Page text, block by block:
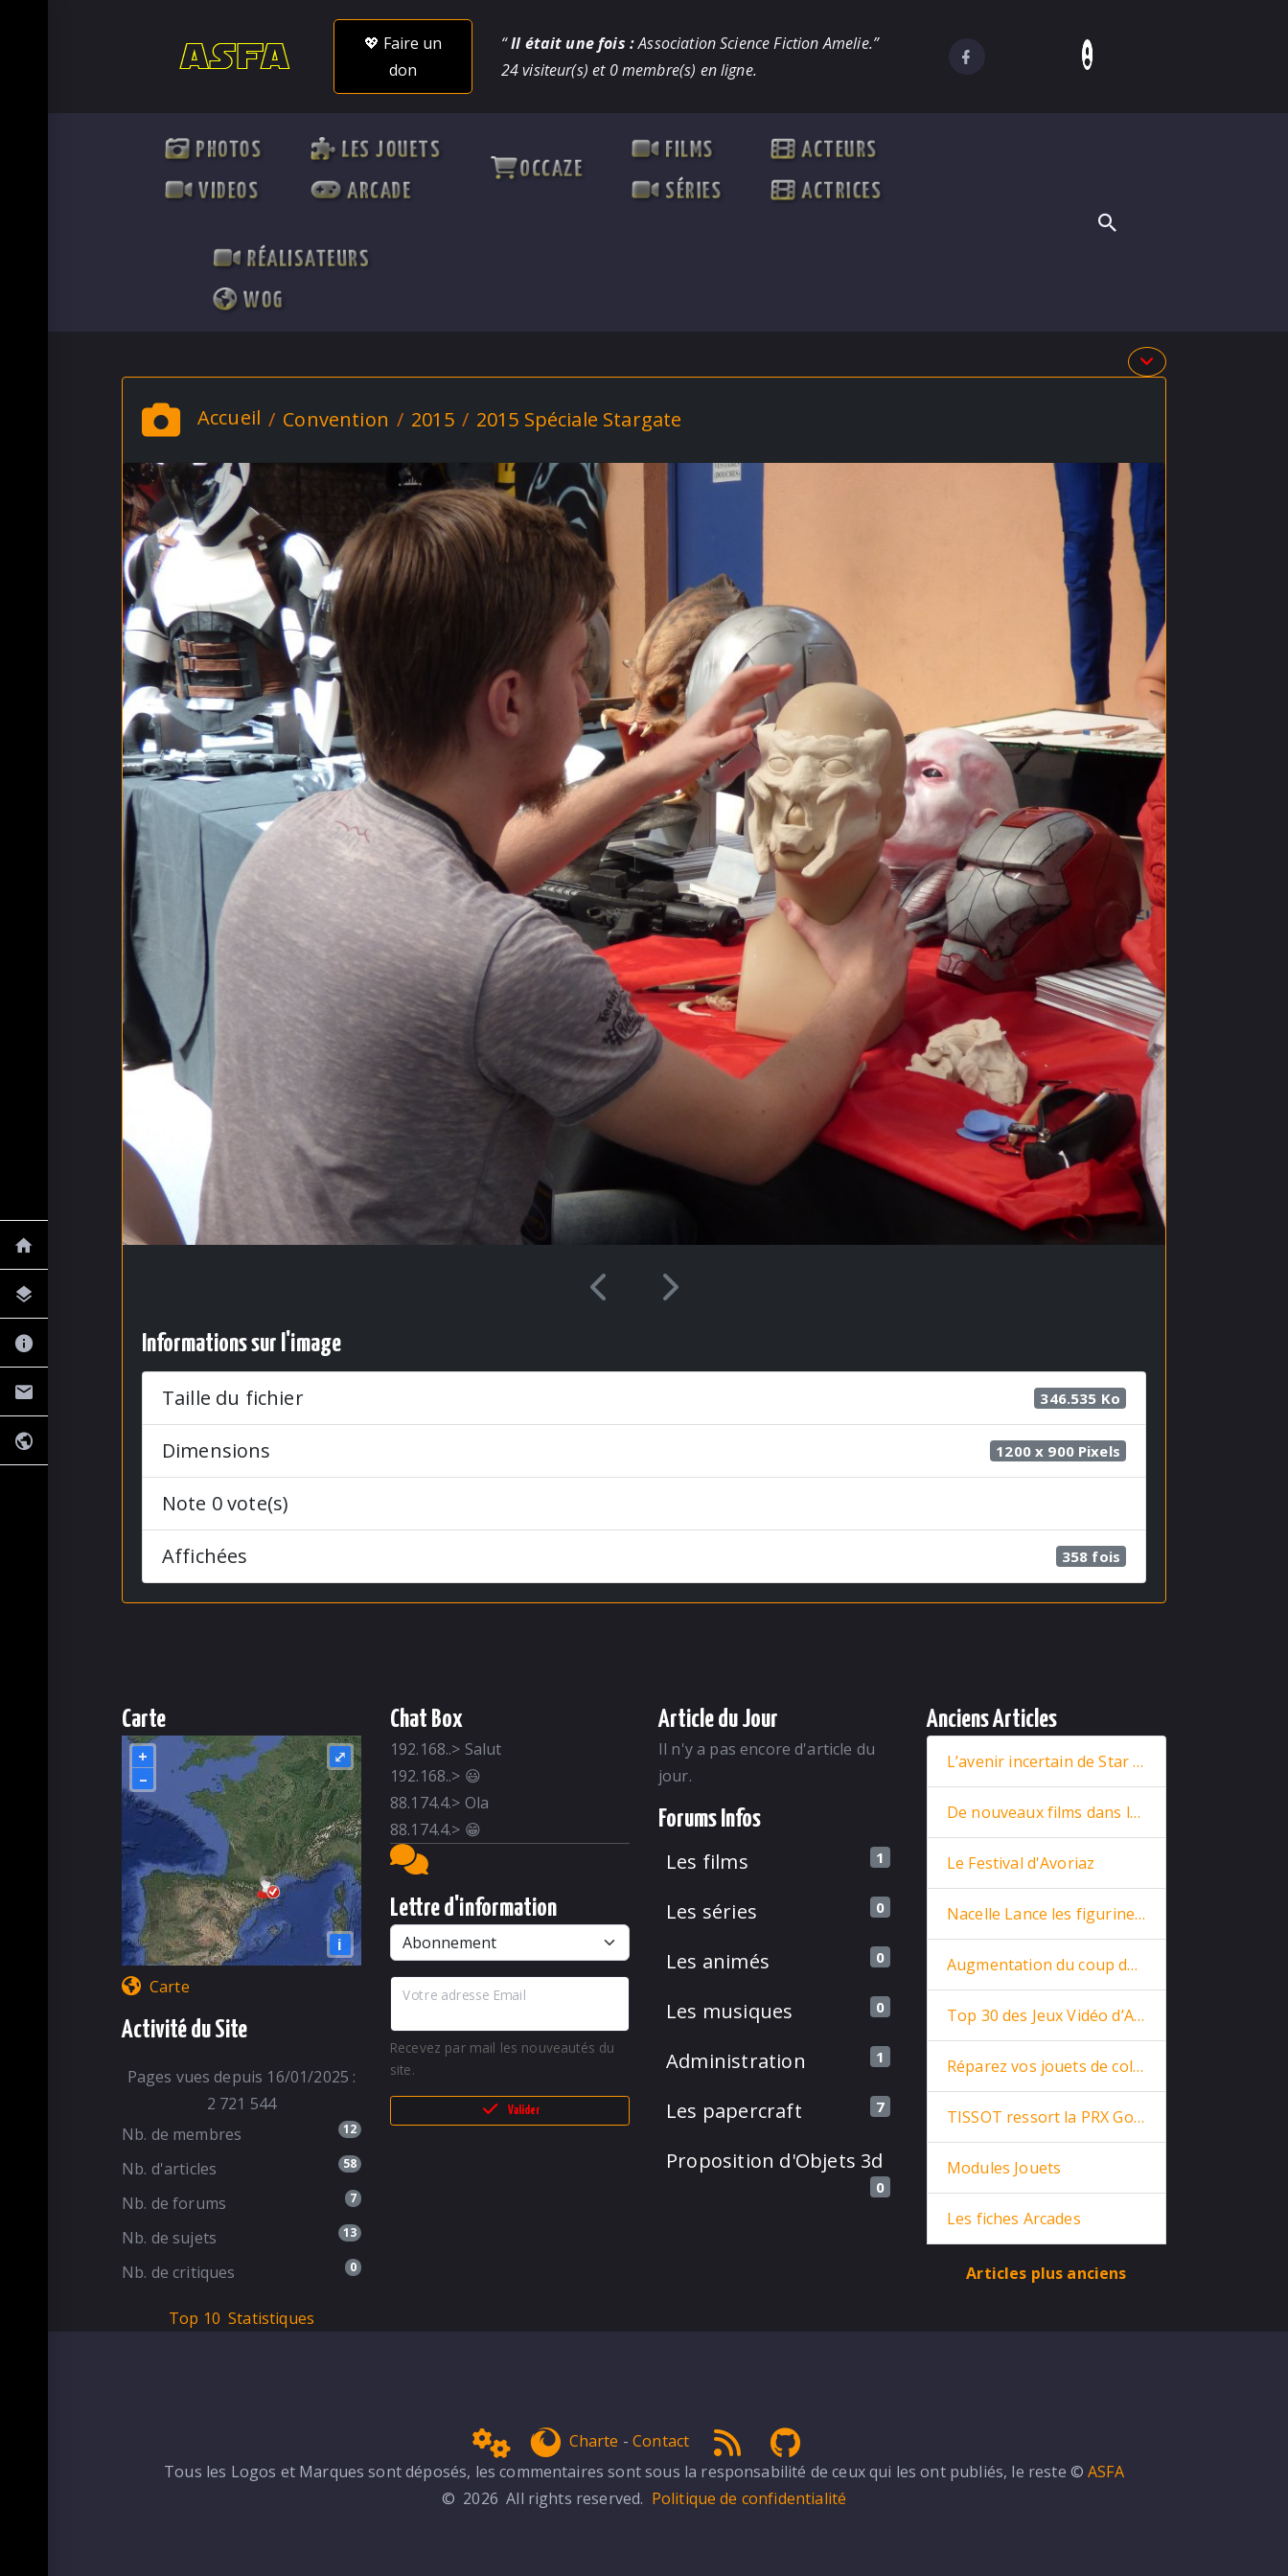
💖 Faire un
don
“Il était une fois :Association Science Fiction Amelie.”
24 visiteur(s) et 0 membre(s) en ligne.
PHOTOS
VIDEOS
LES JOUETS
ARCADE
OCCAZE
FILMS
SÉRIES
ACTEURS
ACTRICES
RÉALISATEURS
WOG
Accueil Convention 2015 2015 Spéciale Stargate
Informations sur l'image
Taille du fichier 346.535 Ko
Dimensions 1200 x 900 Pixels
Note 0 vote(s)
Affichées 358 fois
Carte
+
–
i
⤢
Carte
Chat Box
192.168..> Salut
192.168..> 😃
88.174.4.> Ola
88.174.4.> 😁
Article du Jour
Il n'y a pas encore d'article du
jour.
Anciens Articles
L’avenir incertain de Star Wars : entre nouveaux films et retour stratégique de Rey
De nouveaux films dans la base
Le Festival d'Avoriaz
Nacelle Lance les figurines Star Trek en prévente
Augmentation du coup de la vie
Top 30 des Jeux Vidéo d’Arcade
Réparez vos jouets de collections
TISSOT ressort la PRX Goldorak de 1975
Modules Jouets
Les fiches Arcades
Articles plus anciens
Forums Infos
Les films
1
Les séries 0
Les animés 0
Les musiques 0
Administration 1
Les papercraft 7
Proposition d'Objets 3d
0
Lettre d'information
Votre adresse Email
Recevez par mail les nouveautés du
site.
Valider
Activité du Site
Pages vues depuis 16/01/2025 :
2 721 544
Nb. de membres
12
Nb. d'articles 58
Nb. de forums 7
Nb. de sujets 13
Nb. de critiques 0
Top 10 Statistiques
Adminget Firefox
Charte -Contact RSS 1.0
Tous les Logos et Marques sont déposés, les commentaires sont sous la responsabilité de ceux qui les ont publiés, le reste ©ASFA
© 2026 All rights reserved. Politique de confidentialité